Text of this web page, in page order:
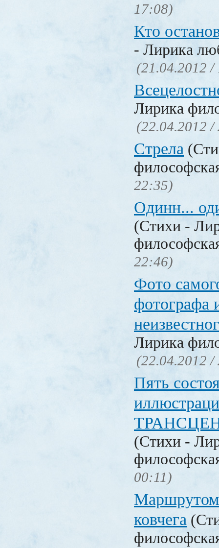
17:08)
Кто
- Лирика
(21.04.2012 /
Лирика
(22.04.2012 /
Стрела
22:35)
Одинн...
(Стихи -
22:46)
Фото
фотографа
Лирика
(22.04.2012 /
Пять
(Стихи -
00:11)
Маршрутом
ковчега